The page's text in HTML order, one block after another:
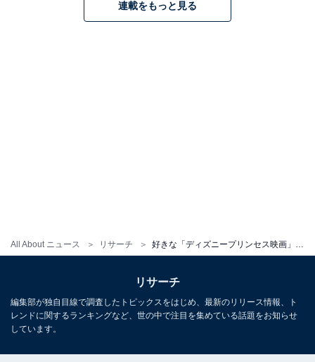
All About ニュース リサーチ
連載をもっと見る
リサーチ
編集部が独自目線で調査したトピックスをはじめ、最新のリリース情報、ト
レンドに関するランキングなど、世の中で注目を集めている話題をお知らせ
しています。